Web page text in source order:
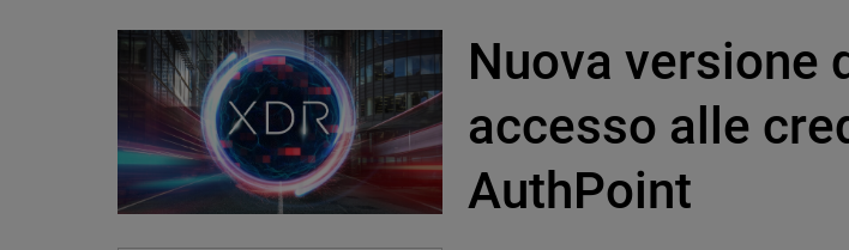
Nuova versione
accesso alle
AuthPoint